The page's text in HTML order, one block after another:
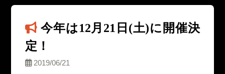
今年は12月21日(土)に開催決
定！
2019/06/21